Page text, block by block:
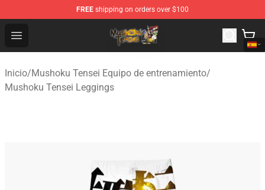
FREE shipping on orders over $100
Open menu
Mushoku Tensei Store - Official Mushoku Tensei
Inicio/Mushoku Tensei Equipo de entrenamiento/
Mushoku Tensei Leggings